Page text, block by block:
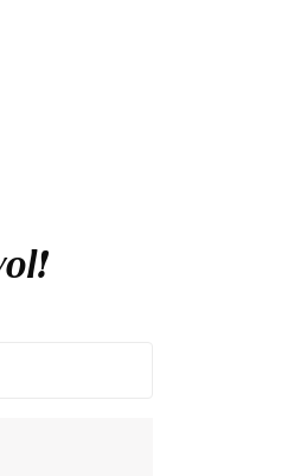
Round trip Selected